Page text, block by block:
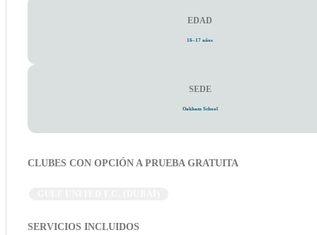
EDAD
16–17 años
SEDE
Oakham School
CLUBES CON OPCIÓN A PRUEBA GRATUITA
SERVICIOS INCLUIDOS